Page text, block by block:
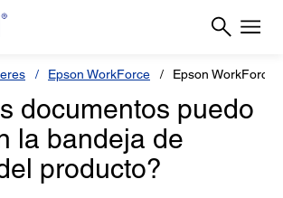
Epson WorkForce Epson WorkForce
documentos puedo
la bandeja de
producto?